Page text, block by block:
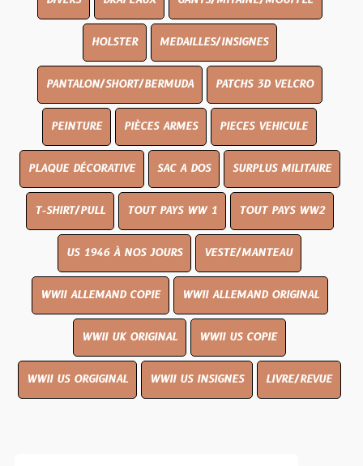
HOLSTER MEDAILLES/INSIGNES
PANTALON/SHORT/BERMUDA PATCHS 3D VELCRO
PEINTURE PIÈCES ARMES PIECES VEHICULE
PLAQUE DÉCORATIVE SAC A DOS SURPLUS MILITAIRE
T-SHIRT/PULL TOUT PAYS WW 1 TOUT PAYS WW2
US 1946 À NOS JOURS VESTE/MANTEAU
WWII ALLEMAND COPIE WWII ALLEMAND ORIGINAL
WWII UK ORIGINAL WWII US COPIE
WWII US ORGIGINAL WWII US INSIGNES LIVRE/REVUE